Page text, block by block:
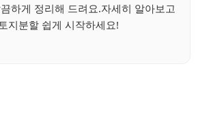
하게 정리해 드려요.자세히 알아보고
토지분할 쉽게 시작하세요!